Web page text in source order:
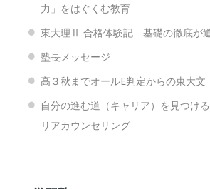
力」をはぐくむ教育
東大理Ⅱ 合格体験記 基礎の徹底が
塾長メッセージ
高３秋までオールE判定からの東大
自分の進む道（キャリア）を見つけ
リアカウンセリング